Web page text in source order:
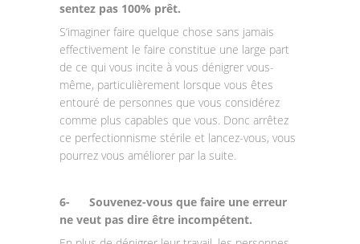
sentez pas 100% prêt.
S’imaginer faire quelque chose sans jamais
effectivement le faire constitue une large part
de ce qui vous incite à vous dénigrer vous-
même, particulièrement lorsque vous êtes
entouré de personnes que vous considérez
comme plus capables que vous. Donc arrêtez
ce perfectionnisme stérile et lancez-vous, vous
pourrez vous améliorer par la suite.
6-
Souvenez-vous que faire une erreur
ne veut pas dire être incompétent.